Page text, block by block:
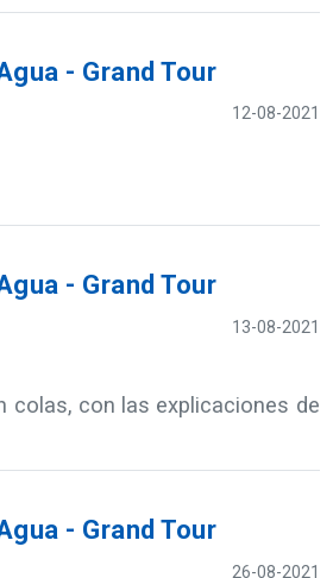
- Grand Tour
12-08-2021
- Grand Tour
13-08-2021
colas, con las explicaciones de
- Grand Tour
26-08-2021